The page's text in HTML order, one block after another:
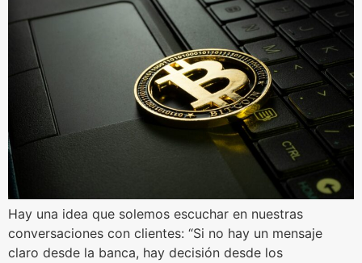
Hay una idea que solemos escuchar en nuestras
conversaciones con clientes: “Si no hay un mensaje
claro desde la banca, hay decisión desde los